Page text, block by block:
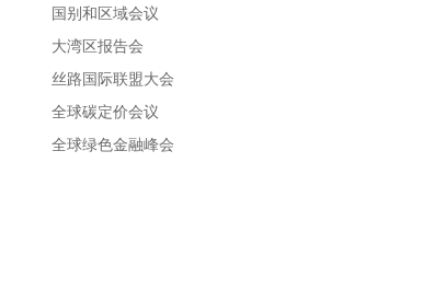
国别和区域会议
大湾区报告会
丝路国际联盟大会
全球碳定价会议
全球绿色金融峰会